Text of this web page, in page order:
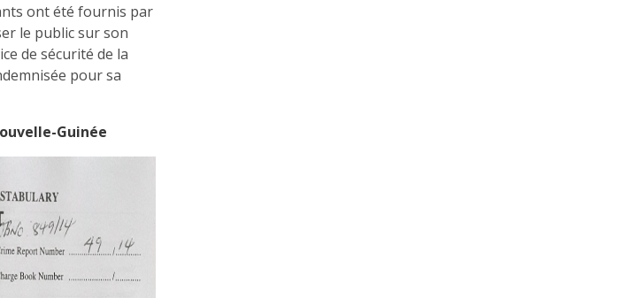
ont été fournis par
le public sur son
de sécurité de la
pour sa
Guinée